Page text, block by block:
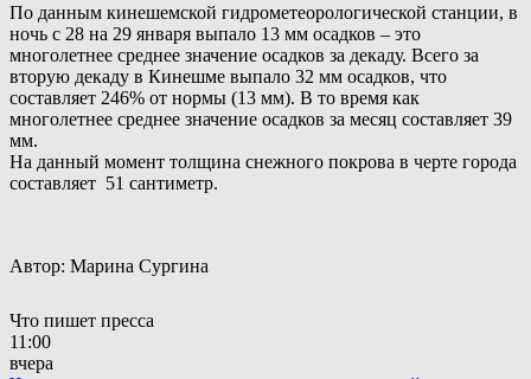
По данным кинешемской гидрометеорологической станции, в
ночь с 28 на 29 января выпало 13 мм осадков – это
многолетнее среднее значение осадков за декаду. Всего за
вторую декаду в Кинешме выпало 32 мм осадков, что
составляет 246% от нормы (13 мм). В то время как
многолетнее среднее значение осадков за месяц составляет 39
мм.
На данный момент толщина снежного покрова в черте города
составляет 51 сантиметр.
Автор: Марина Сургина
Что пишет пресса
11:00
вчера